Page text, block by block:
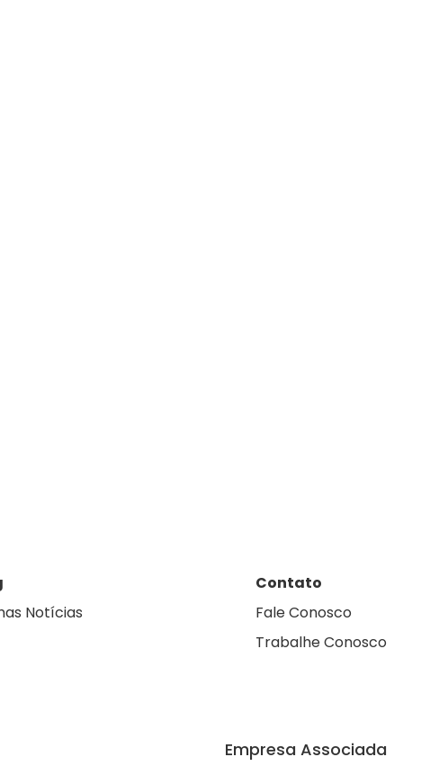
Notícias
Contato
Fale Conosco
Trabalhe Conosco
Empresa Associada